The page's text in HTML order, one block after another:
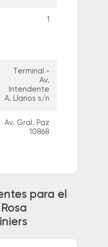
1
Terminal -
Av.
Intendente
A. Llanos s/n
Av. Gral. Paz
10868
para el